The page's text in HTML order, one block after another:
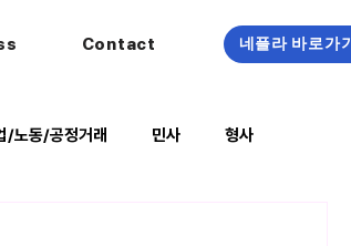
Contact 네플라 바로가기
/노동/공정거래 민사 형사